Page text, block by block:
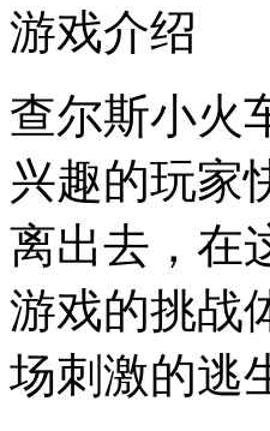
游戏介绍
查尔斯小火
兴趣的玩家
离出去，在
游戏的挑战
场刺激的逃